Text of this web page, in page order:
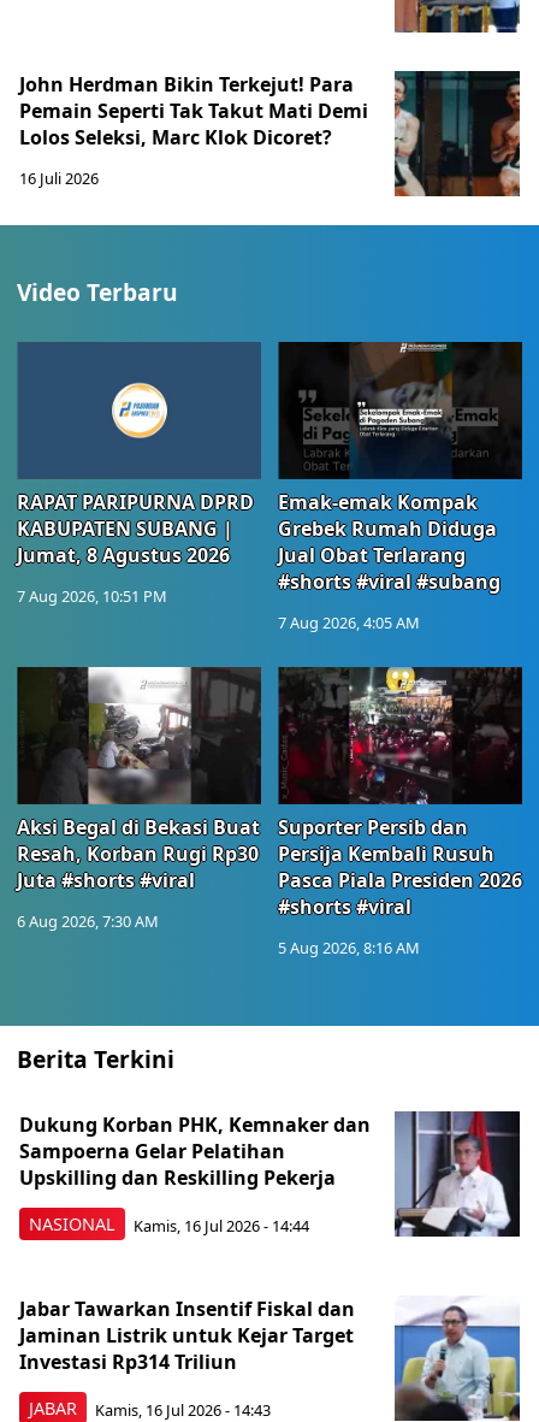
John Herdman Bikin Terkejut! Para
Pemain Seperti Tak Takut Mati Demi
Lolos Seleksi, Marc Klok Dicoret?
16 Juli 2026
Video Terbaru
RAPAT PARIPURNA DPRD
KABUPATEN SUBANG |
Jumat, 8 Agustus 2026
7 Aug 2026, 10:51 PM
Emak-emak Kompak
Grebek Rumah Diduga
Jual Obat Terlarang
#shorts #viral #subang
7 Aug 2026, 4:05 AM
Aksi Begal di Bekasi Buat
Resah, Korban Rugi Rp30
Juta #shorts #viral
6 Aug 2026, 7:30 AM
Suporter Persib dan
Persija Kembali Rusuh
Pasca Piala Presiden 2026
#shorts #viral
5 Aug 2026, 8:16 AM
Berita Terkini
NASIONAL
Dukung Korban PHK, Kemnaker dan
Sampoerna Gelar Pelatihan
Upskilling dan Reskilling Pekerja
Kamis, 16 Jul 2026 - 14:44
JABAR
Jabar Tawarkan Insentif Fiskal dan
Jaminan Listrik untuk Kejar Target
Investasi Rp314 Triliun
Kamis, 16 Jul 2026 - 14:43